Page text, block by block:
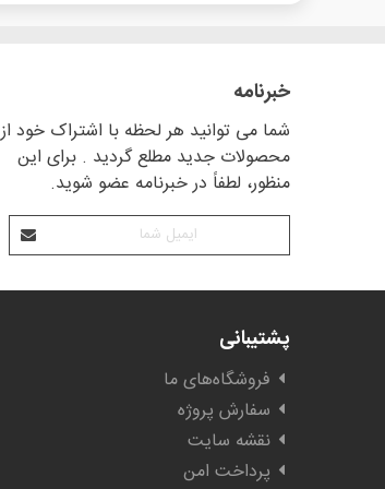
خبرنامه
شما می توانید هر لحظه با اشتراک خود از
محصولات جدید مطلع گردید . برای این
منظور، لطفاً در خبرنامه عضو شوید.
پشتیبانی
فروشگاه‌های ما
سفارش پروژه
نقشه سایت
پرداخت امن